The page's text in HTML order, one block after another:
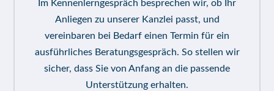
Im Kennenlerngespräch besprechen wir, ob Ihr
Anliegen zu unserer Kanzlei passt, und
vereinbaren bei Bedarf einen Termin für ein
ausführliches Beratungsgespräch. So stellen wir
sicher, dass Sie von Anfang an die passende
Unterstützung erhalten.